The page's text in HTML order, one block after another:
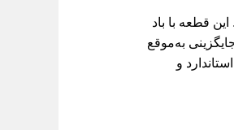
این قطعه با باد
به‌موقع
و